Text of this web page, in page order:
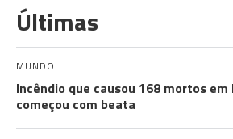
Últimas
MUNDO
Incêndio que causou 168 mortos em
começou com beata